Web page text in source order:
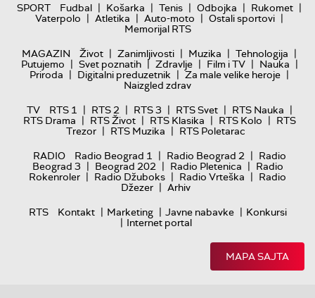
SPORT
Fudbal | Košarka | Tenis | Odbojka | Rukomet |
Vaterpolo | Atletika | Auto-moto | Ostali sportovi |
Memorijal RTS
MAGAZIN
Život | Zanimljivosti | Muzika | Tehnologija |
Putujemo | Svet poznatih | Zdravlje | Film i TV | Nauka |
Priroda | Digitalni preduzetnik | Za male velike heroje |
Naizgled zdrav
TV
RTS 1 | RTS 2 | RTS 3 | RTS Svet | RTS Nauka |
RTS Drama | RTS Život | RTS Klasika | RTS Kolo | RTS
Trezor | RTS Muzika | RTS Poletarac
RADIO
Radio Beograd 1 | Radio Beograd 2 | Radio
Beograd 3 | Beograd 202 | Radio Pletenica | Radio
Rokenroler | Radio Džuboks | Radio Vrteška | Radio
Džezer | Arhiv
RTS
Kontakt | Marketing | Javne nabavke | Konkursi
| Internet portal
MAPA SAJTA